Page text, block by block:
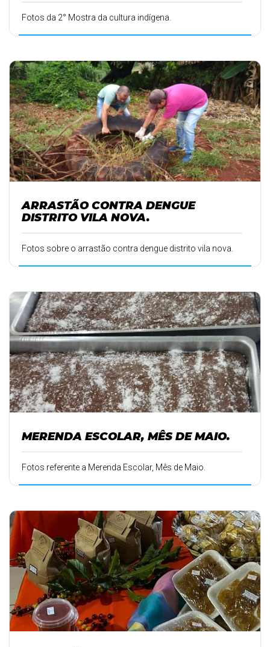
Fotos da 2° Mostra da cultura indígena.
ARRASTÃO CONTRA DENGUE
DISTRITO VILA NOVA.
Fotos sobre o arrastão contra dengue distrito vila nova.
MERENDA ESCOLAR, MÊS DE MAIO.
Fotos referente a Merenda Escolar, Mês de Maio.